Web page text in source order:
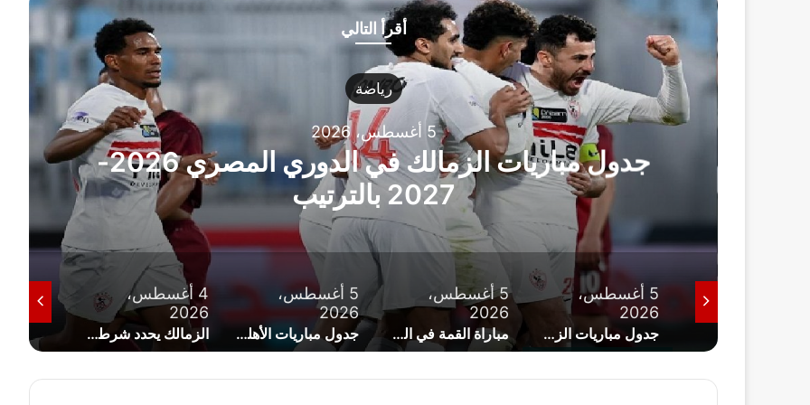
أقرأ التالي
رياضة
5 أغسطس، 2026
جدول مباريات الزمالك في الدوري المصري 2026-
2027 بالترتيب
5 أغسطس،
2026
جدول مباريات الزمالك في الدوري المصري 2026-2027 بالترتيب
5 أغسطس،
2026
مباراة القمة في الجولة السادسة.. قرعة الدوري المصري 2026-2027 كاملة
5 أغسطس،
2026
جدول مباريات الأهلي في الدوري المصري 2026-2027 بالترتيب
4 أغسطس،
2026
الزمالك يحدد شرطه للموافقة على رحيل خوان بيزيرا
4
2026